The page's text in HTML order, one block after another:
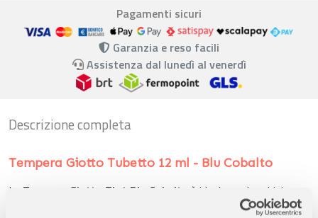
Pagamenti sicuri
Garanzia e reso facili
Assistenza dal lunedì al venerdì
Descrizione completa
Tempera Giotto Tubetto 12 ml - Blu Cobalto
La Tempera Giotto Tb.4 Blu Cobalto
è ideale per bambini e
opere d’arte vivaci e precise.